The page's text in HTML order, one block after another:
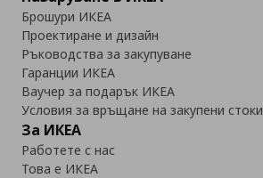
Брошури ИКЕА
Проектиране и дизайн
Ръководства за закупуване
Гаранции ИКЕА
Ваучер за подарък ИКЕА
Условия за връщане на закупени стоки
За ИКЕА
Работете с нас
Това е ИКЕА